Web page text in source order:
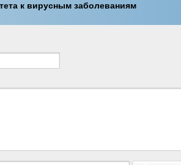
к вирусным заболеваниям